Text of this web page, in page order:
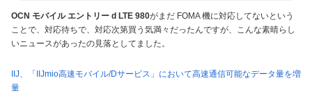
OCN モバイル エントリー d LTE 980がまだ FOMA 機に対応してないという
ことで、対応待ちで、対応次第買う気満々だったんですが、こんな素晴らし
いニュースがあったの見落としてました。
IIJ、「IIJmio高速モバイル/Dサービス」において高速通信可能なデータ量を増
量